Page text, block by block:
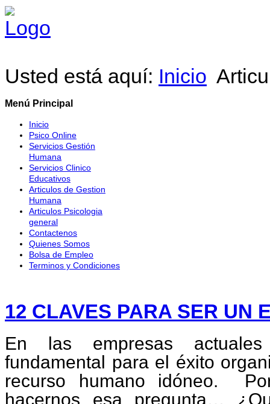
Usted está aquí: Inicio
Menú Principal
Inicio
Psico Online
Servicios Gestión
Humana
Servicios Clinico
Educativos
Articulos de Gestion
Humana
Articulos Psicologia
general
Contactenos
Quienes Somos
Bolsa de Empleo
Terminos y Condiciones
12 CLAVES PARA SER UN
En las empresas
fundamental para el éxito
recurso humano idóneo.
hacernos esa pregunta…